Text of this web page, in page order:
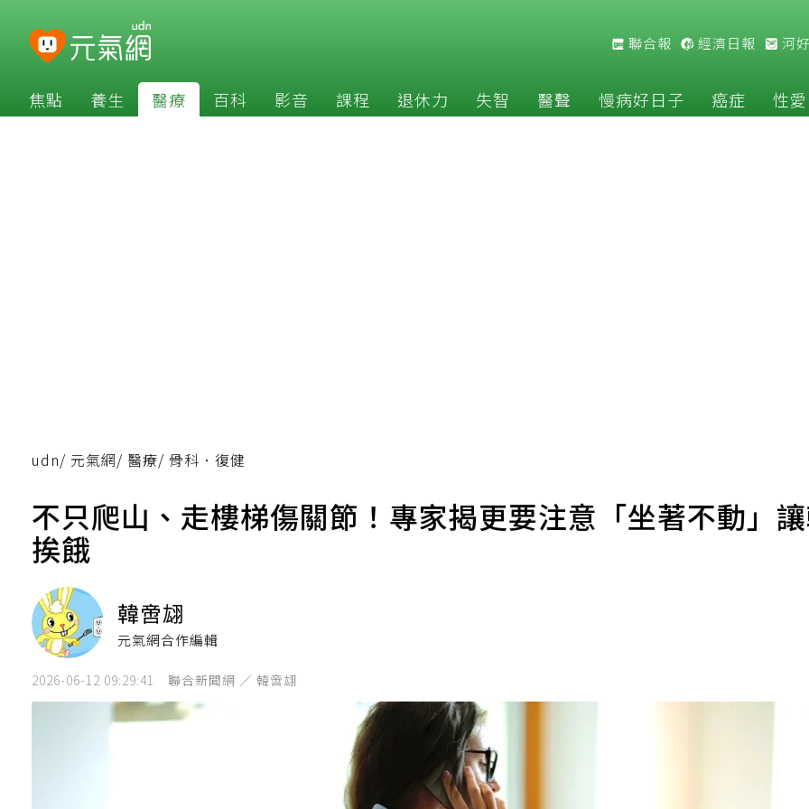
聯合報 經濟日報 河
焦點 養生 醫療 百科 影音 課程 退休力 失智 醫聲 慢病好日子 癌症 性愛
udn/ 元氣網/ 醫療/ 骨科．復健
不只爬山、走樓梯傷關節！專家揭更要注意「坐著不動」
挨餓
韓啻翃
元氣網合作編輯
2026-06-12 09:29:41 聯合新聞網 ／ 韓啻翃